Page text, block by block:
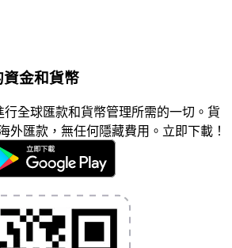
金和貨幣
全球匯款和貨幣管理所需的一切。貨
外匯款，無任何隱藏費用。立即下載！